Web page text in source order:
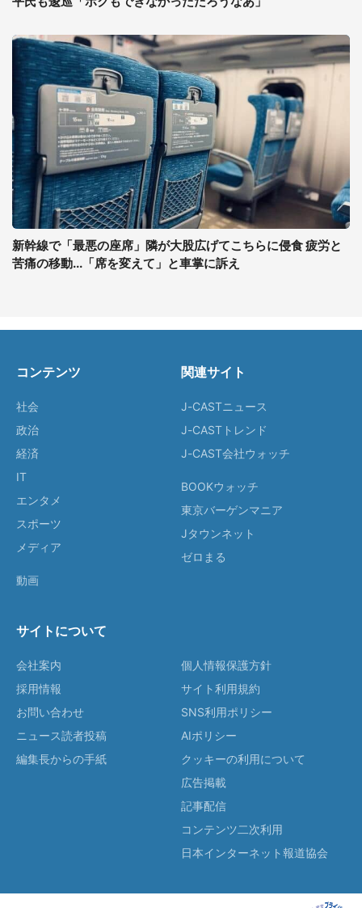
新幹線で「最悪の座席」隣が大股広げてこちらに侵食 疲労と
苦痛の移動...「席を変えて」と車掌に訴え
コンテンツ
社会
政治
経済
IT
エンタメ
スポーツ
メディア
動画
関連サイト
J-CASTニュース
J-CASTトレンド
J-CAST会社ウォッチ
BOOKウォッチ
東京バーゲンマニア
Jタウンネット
ゼロまる
サイトについて
会社案内
採用情報
お問い合わせ
ニュース読者投稿
編集長からの手紙
個人情報保護方針
サイト利用規約
SNS利用ポリシー
AIポリシー
クッキーの利用について
広告掲載
記事配信
コンテンツ二次利用
日本インターネット報道協会